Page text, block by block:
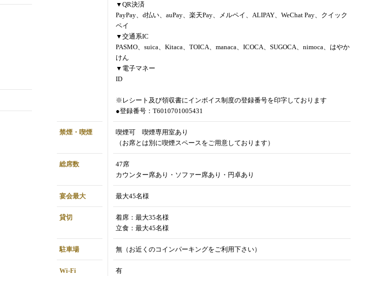
▼QR決済
PayPay、d払い、auPay、楽天Pay、メルペイ、ALIPAY、WeChat Pay、クイック
ペイ
▼交通系IC
PASMO、suica、Kitaca、TOICA、manaca、ICOCA、SUGOCA、nimoca、はやか
けん
▼電子マネー
ID
※レシート及び領収書にインボイス制度の登録番号を印字しております
●登録番号：T6010701005431
禁煙・喫煙
喫煙可 喫煙専用室あり
（お席とは別に喫煙スペースをご用意しております）
総席数
47席
カウンター席あり・ソファー席あり・円卓あり
宴会最大 最大45名様
貸切
着席：最大35名様
立食：最大45名様
駐車場 無（お近くのコインパーキングをご利用下さい）
Wi-Fi 有